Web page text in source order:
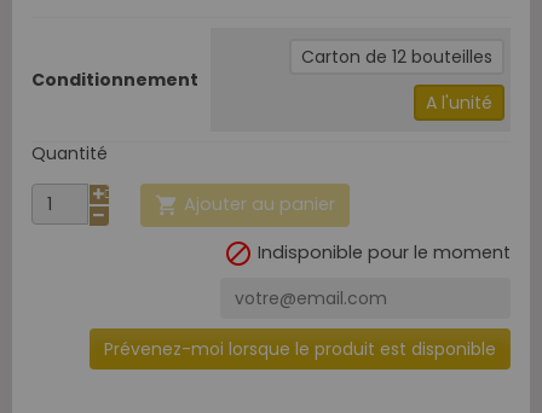
Conditionnement
Carton de 12 bouteilles
A l'unité
Quantité
 Ajouter au panier
 Indisponible pour le moment
Prévenez-moi lorsque le produit est disponible